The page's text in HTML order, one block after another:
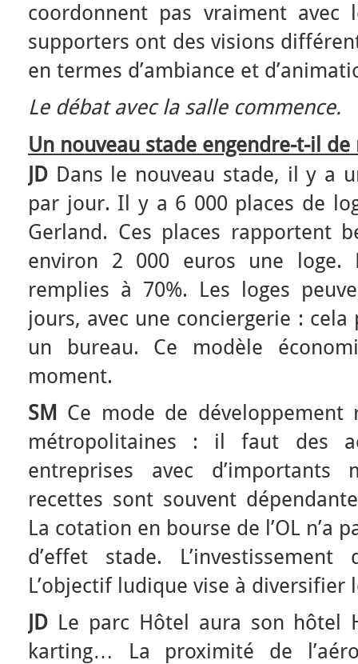
coordonnent pas vraiment avec
supporters ont des visions
en termes d’ambiance et
Le débat avec la salle commence.
Un nouveau stade engendre-t-il de
JD Dans le nouveau stade, il y a
par jour. Il y a 6 000 places de
Gerland. Ces places rapportent
environ 2 000 euros une loge.
remplies à 70%. Les loges
jours, avec une conciergerie :
un bureau. Ce modèle
moment.
SM Ce mode de développement
métropolitaines : il faut des
entreprises avec d’importants
recettes sont souvent
La cotation en bourse de l’OL n’a
d’effet stade.
L’objectif ludique vise à diversifier
JD Le parc Hôtel aura son hôtel
karting… La proximité de